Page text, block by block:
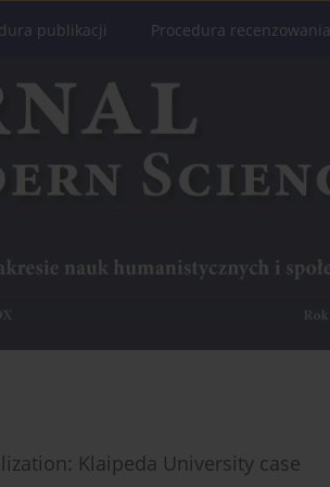
publikacji Procedura recenzowania
Klaipeda University case